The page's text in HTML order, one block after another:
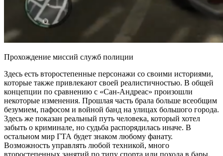
Прохождение миссий служб полиции
Здесь есть второстепенные персонажи со своими историями,
которые также привлекают своей реалистичностью. В общей
концепции по сравнению с «Сан-Андреас» произошли
некоторые изменения. Прошлая часть брала больше всеобщим
безумием, пафосом и войной банд на улицах большого города.
Здесь же показан реальный путь человека, который хотел
забыть о криминале, но судьба распорядилась иначе. В
остальном мир ГТА будет знаком любому фанату.
Возможность управлять любой техникой, много